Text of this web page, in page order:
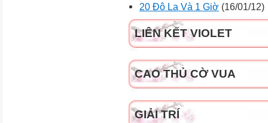
20 Đô La Và 1 Giờ (16/01/12)
LIÊN KẾT VIOLET
CAO THỦ CỜ VUA
GIẢI TRÍ